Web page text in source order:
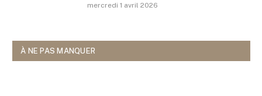
mercredi 1 avril 2026
À NE PAS MANQUER